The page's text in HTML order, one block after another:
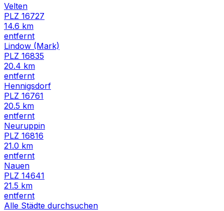
Velten
PLZ 16727
14.6 km
entfernt
Lindow (Mark)
PLZ 16835
20.4 km
entfernt
Hennigsdorf
PLZ 16761
20.5 km
entfernt
Neuruppin
PLZ 16816
21.0 km
entfernt
Nauen
PLZ 14641
21.5 km
entfernt
Alle Städte durchsuchen